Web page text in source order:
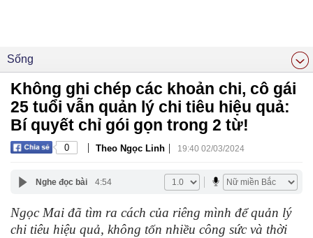
Sống
Không ghi chép các khoản chi, cô gái
25 tuổi vẫn quản lý chi tiêu hiệu quả:
Bí quyết chỉ gói gọn trong 2 từ!
0 | Theo Ngọc Linh | 19:40 02/03/2024
Nghe đọc bài 4:54
Ngọc Mai đã tìm ra cách của riêng mình để quản lý
chi tiêu hiệu quả, không tốn nhiều công sức và thời